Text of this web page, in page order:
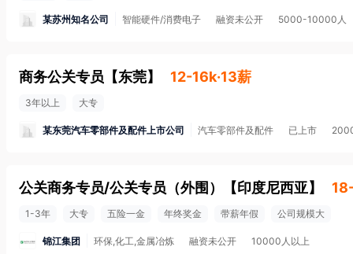
某苏州知名公司 智能硬件/消费电子 融资未公开 5000-10000人
商务公关专员 【东莞】 12-16k·13薪
3年以上 大专
某东莞汽车零部件及配件上市公司 汽车零部件及配件 已上市
公关商务专员/公关专员（外围） 【印度尼西亚】
1-3年 大专 五险一金 年终奖金 带薪年假 公司规模大
锦江集团 环保,化工,金属冶炼 融资未公开 10000人以上